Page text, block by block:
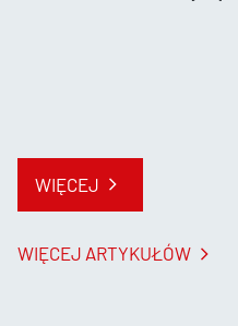
WIĘCEJ
WIĘCEJ ARTYKUŁÓW